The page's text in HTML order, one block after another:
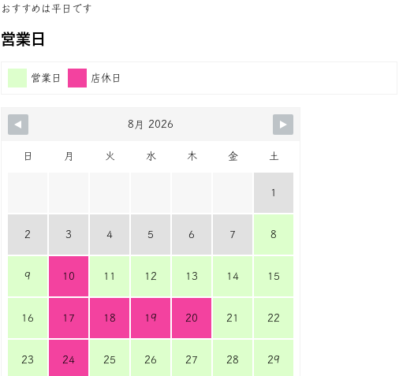
おすすめは平日です
営業日
営業日 店休日
8月 2026
日 月 火 水 木 金 土
1
2 3 4 5 6 7 8
9 10 11 12 13 14 15
16 17 18 19 20 21 22
23 24 25 26 27 28 29